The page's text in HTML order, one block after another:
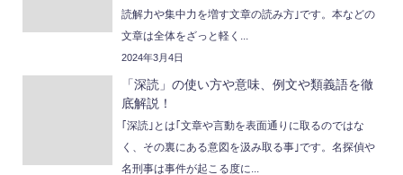
読解力や集中力を増す文章の読み方｣です。本などの
文章は全体をざっと軽く...
2024年3月4日
「深読」の使い方や意味、例文や類義語を徹
底解説！
｢深読｣とは｢文章や言動を表面通りに取るのではな
く、その裏にある意図を汲み取る事｣です。名探偵や
名刑事は事件が起こる度に...